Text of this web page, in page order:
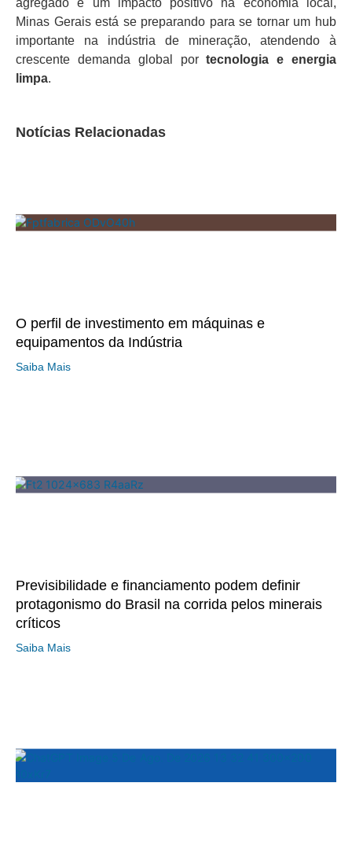
Minas Gerais está se preparando para se tornar um hub
importante na indústria de mineração, atendendo à
crescente demanda global portecnologia e energia
limpa.
Notícias Relacionadas
O perfil de investimento em máquinas e
equipamentos da Indústria
Saiba Mais
Previsibilidade e financiamento podem definir
protagonismo do Brasil na corrida pelos minerais
críticos
Saiba Mais